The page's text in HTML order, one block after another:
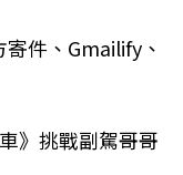
件、Gmailify、
》挑戰副駕哥哥